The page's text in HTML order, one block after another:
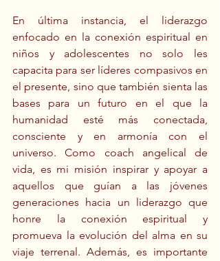
En última instancia, el liderazgo
enfocado en la conexión espiritual en
niños y adolescentes no solo les
capacita para ser líderes compasivos en
el presente, sino que también sienta las
bases para un futuro en el que la
humanidad esté más conectada,
consciente y en armonía con el
universo. Como coach angelical de
vida, es mi misión inspirar y apoyar a
aquellos que guían a las jóvenes
generaciones hacia un liderazgo que
honre la conexión espiritual y
promueva la evolución del alma en su
viaje terrenal. Además, es importante